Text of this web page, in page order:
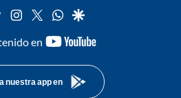
tiktok instagram
twitterwhatsapp
google
en
youtube-
nuestra app en